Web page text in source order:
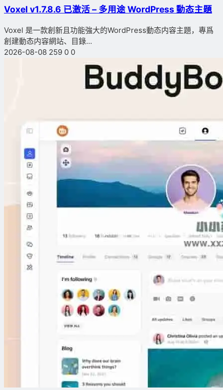
Voxel v1.7.8.6 已激活 – 多用途 WordPress 動态主題
Voxel 是一款創新且功能強大的WordPress動态内容主題，專爲
創建動态内容網站、目錄...
2026-08-08 259 0 0